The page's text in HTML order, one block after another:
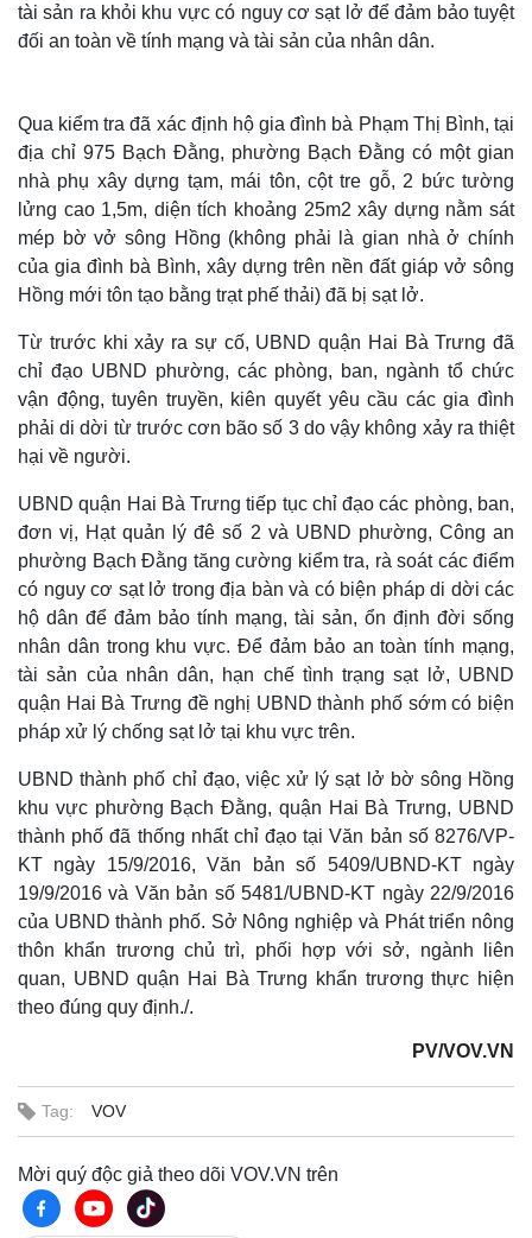
Thế giới
Quan sát
Hồ sơ
Multimedia
Video
E-Magazine
Infographic
tài sản ra khỏi khu vực có nguy cơ sạt lở để đảm bảo tuyệt
đối an toàn về tính mạng và tài sản của nhân dân.
Qua kiểm tra đã xác định hộ gia đình bà Phạm Thị Bình, tại
địa chỉ 975 Bạch Đằng, phường Bạch Đằng có một gian
nhà phụ xây dựng tạm, mái tôn, cột tre gỗ, 2 bức tường
lửng cao 1,5m, diện tích khoảng 25m2 xây dựng nằm sát
mép bờ vở sông Hồng (không phải là gian nhà ở chính
của gia đình bà Bình, xây dựng trên nền đất giáp vở sông
Hồng mới tôn tạo bằng trạt phế thải) đã bị sạt lở.
Từ trước khi xảy ra sự cố, UBND quận Hai Bà Trưng đã
chỉ đạo UBND phường, các phòng, ban, ngành tổ chức
vận động, tuyên truyền, kiên quyết yêu cầu các gia đình
phải di dời từ trước cơn bão số 3 do vậy không xảy ra thiệt
hại về người.
UBND quận Hai Bà Trưng tiếp tục chỉ đạo các phòng, ban,
đơn vị, Hạt quản lý đê số 2 và UBND phường, Công an
phường Bạch Đằng tăng cường kiểm tra, rà soát các điểm
có nguy cơ sạt lở trong địa bàn và có biện pháp di dời các
hộ dân để đảm bảo tính mạng, tài sản, ổn định đời sống
nhân dân trong khu vực. Để đảm bảo an toàn tính mạng,
tài sản của nhân dân, hạn chế tình trạng sạt lở, UBND
quận Hai Bà Trưng đề nghị UBND thành phố sớm có biện
pháp xử lý chống sạt lở tại khu vực trên.
UBND thành phố chỉ đạo, việc xử lý sạt lở bờ sông Hồng
khu vực phường Bạch Đằng, quận Hai Bà Trưng, UBND
thành phố đã thống nhất chỉ đạo tại Văn bản số 8276/VP-
KT ngày 15/9/2016, Văn bản số 5409/UBND-KT ngày
19/9/2016 và Văn bản số 5481/UBND-KT ngày 22/9/2016
của UBND thành phố. Sở Nông nghiệp và Phát triển nông
thôn khẩn trương chủ trì, phối hợp với sở, ngành liên
quan, UBND quận Hai Bà Trưng khẩn trương thực hiện
theo đúng quy định./.
PV/VOV.VN
Tag: VOV
Mời quý độc giả theo dõi VOV.VN trên